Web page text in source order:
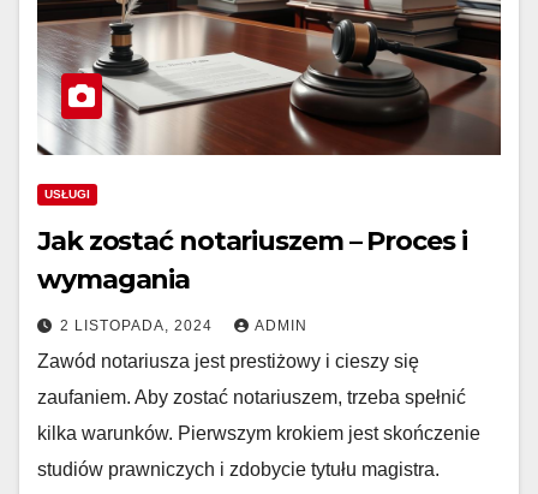
USŁUGI
Jak zostać notariuszem – Proces i
wymagania
2 LISTOPADA, 2024 ADMIN
Zawód notariusza jest prestiżowy i cieszy się
zaufaniem. Aby zostać notariuszem, trzeba spełnić
kilka warunków. Pierwszym krokiem jest skończenie
studiów prawniczych i zdobycie tytułu magistra.